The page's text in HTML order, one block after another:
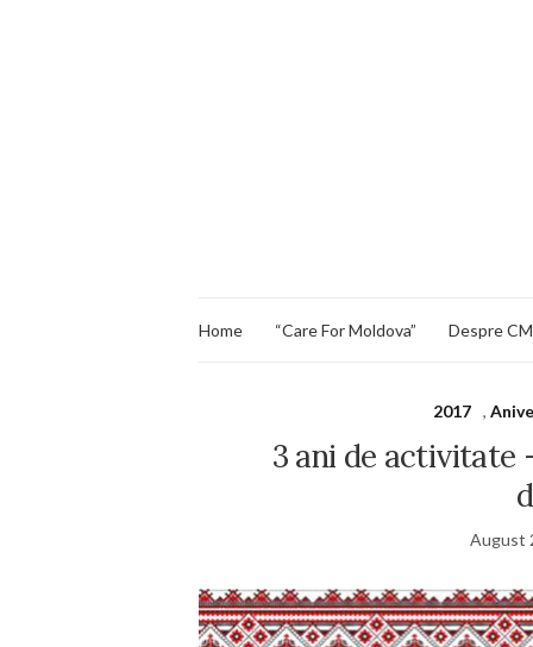
Home “Care For Moldova” Despre
2017 ,
3 ani de activitate
August